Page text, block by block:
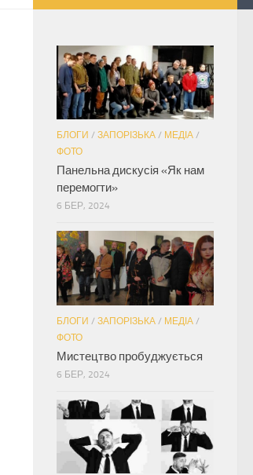
БЛОГИ / ЗАПОРІЗЬКА / МЕДІА /
ФОТО
Панельна дискусія «Як нам
перемогти»
6 БЕР, 2024
БЛОГИ / ЗАПОРІЗЬКА / МЕДІА /
ФОТО
Мистецтво пробуджується
6 БЕР, 2024